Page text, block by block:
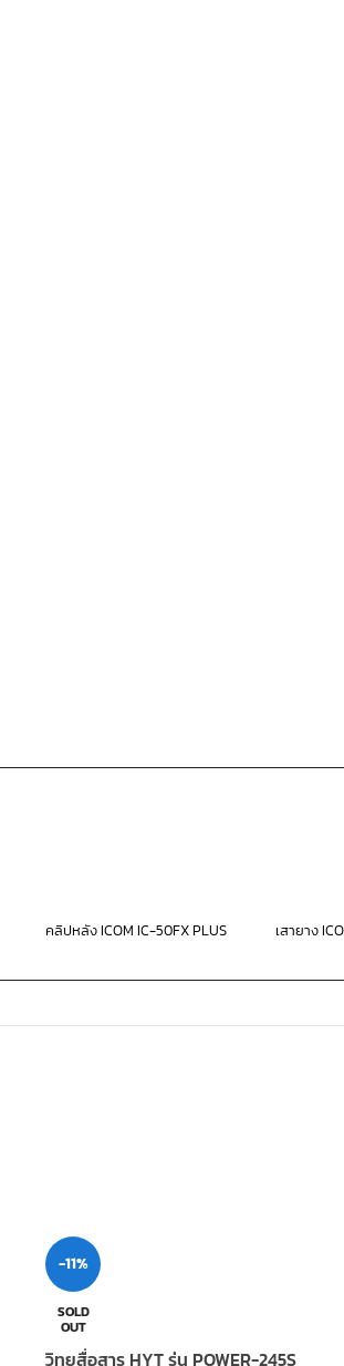
คลิปหลัง ICOM IC-50FX PLUS เสายาง
-11%
SOLD
OUT
วิทยุสื่อสาร HYT รุ่น POWER-245S